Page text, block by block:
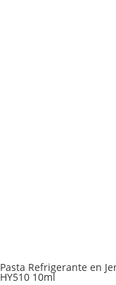
Pasta Refrigerante en
HY510 10ml